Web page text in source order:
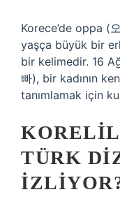
Korece’de oppa (
yaşça büyük bir
bir kelimedir. 16
빠), bir kadının
tanımlamak için
TÜRK